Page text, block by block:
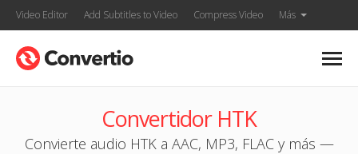
Video Editor Add Subtitles to Video Compress Video Más
Convertidor HTK
Convierte audio HTK a AAC, MP3, FLAC y más —